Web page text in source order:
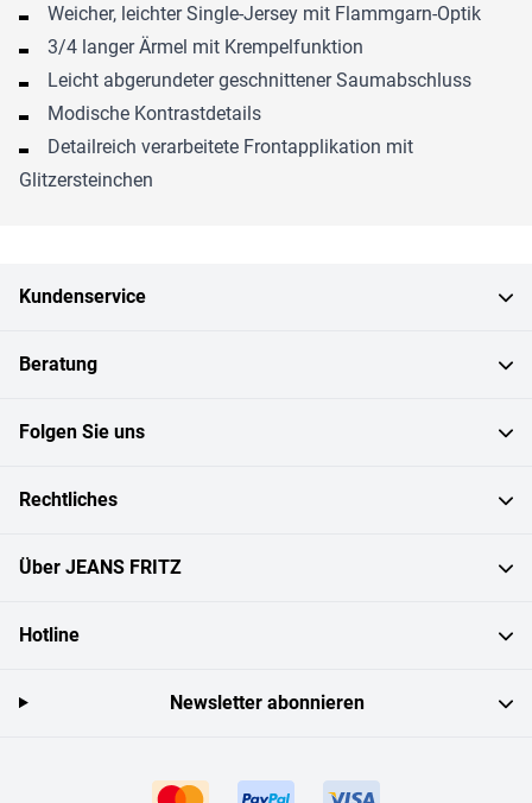
Weicher, leichter Single-Jersey mit Flammgarn-Optik
3/4 langer Ärmel mit Krempelfunktion
Leicht abgerundeter geschnittener Saumabschluss
Modische Kontrastdetails
Detailreich verarbeitete Frontapplikation mit
Glitzersteinchen
Kundenservice
Beratung
Folgen Sie uns
Rechtliches
Über JEANS FRITZ
Hotline
Newsletter abonnieren